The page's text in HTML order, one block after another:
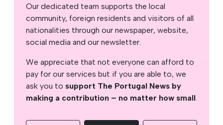
Our dedicated team supports the local
community, foreign residents and visitors of all
nationalities through our newspaper, website,
social media and our newsletter.
We appreciate that not everyone can afford to
pay for our services but if you are able to, we
ask you to support The Portugal News by
making a contribution – no matter how small.